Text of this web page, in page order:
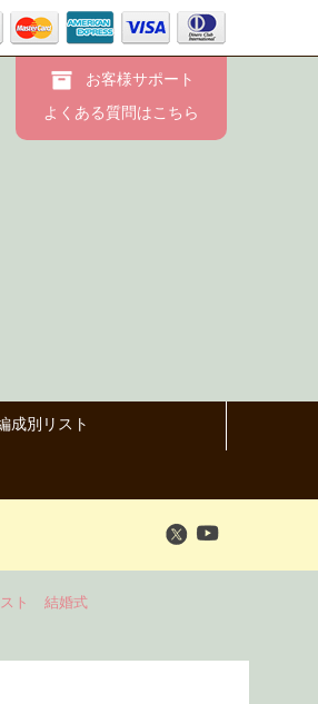
お客様サポート
よくある質問はこちら
成別リスト
ト
結婚式